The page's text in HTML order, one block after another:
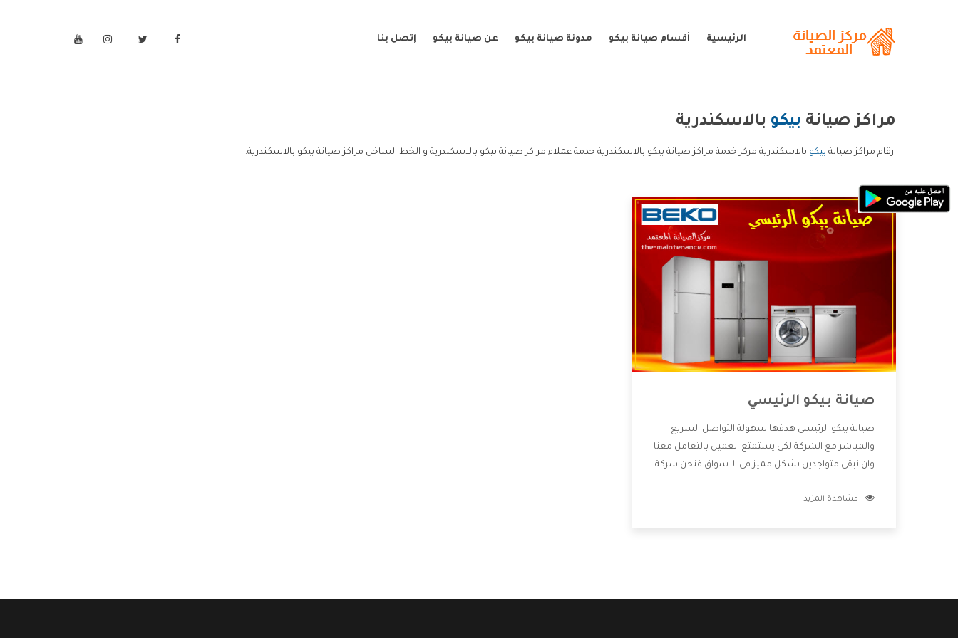
الرئيسية أقسام صيانة بيكو مدونة صيانة بيكو عن صيانة بيكو إتصل بنا
مراكز صيانة بيكو بالاسكندرية
ارقام مراكز صيانة بيكو بالاسكندرية مركز خدمة مراكز صيانة بيكو بالاسكندرية خدمة عملاء مراكز صيانة بيكو بالاسكندرية و الخط الساخن مراكز صيانة بيكو بالاسكندرية.
صيانة بيكو الرئيسي
صيانة بيكو الرئيسي هدفها سهولة التواصل السريع
والمباشر مع الشركة لكى يستمتع العميل بالتعامل معنا
وان نبقى متواجدين بشكل مميز فى الاسواق فنحن شركة
بالخدمات التى تنفرد الشركة بها والتى تكون منها خدمة
مشاهدة المزيد